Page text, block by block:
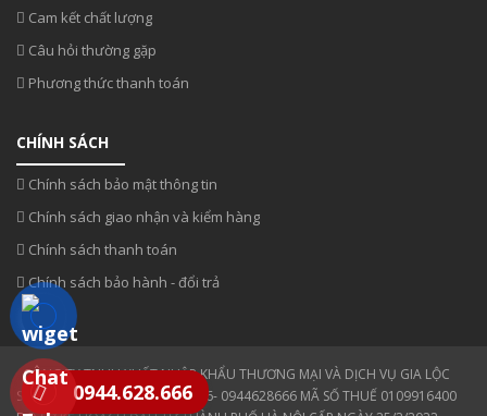
Cam kết chất lượng
Câu hỏi thường gặp
Phương thức thanh toán
CHÍNH SÁCH
Chính sách bảo mật thông tin
Chính sách giao nhận và kiểm hàng
Chính sách thanh toán
Chính sách bảo hành - đổi trả
CÔNG TY TNHH XUẤT NHẬP KHẨU THƯƠNG MẠI VÀ DỊCH VỤ GIA LỘC
SĐT: 0354 808 808- 0943330886- 0944628666 MÃ SỐ THUẾ 0109916400
0944.628.666